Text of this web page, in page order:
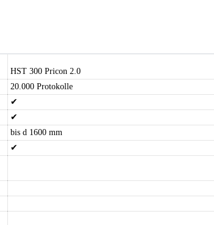
HST 300 Pricon 2.0
20.000 Protokolle
✔
✔
bis d 1600 mm
✔